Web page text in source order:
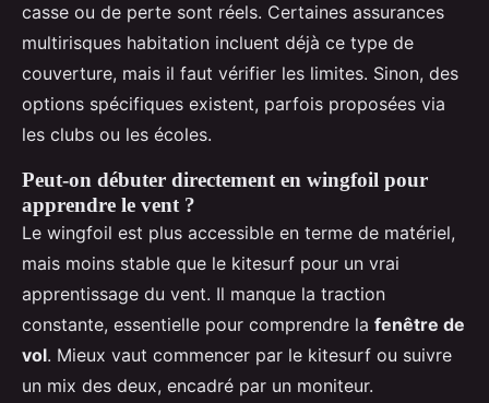
casse ou de perte sont réels. Certaines assurances
multirisques habitation incluent déjà ce type de
couverture, mais il faut vérifier les limites. Sinon, des
options spécifiques existent, parfois proposées via
les clubs ou les écoles.
Peut-on débuter directement en wingfoil pour
apprendre le vent ?
Le wingfoil est plus accessible en terme de matériel,
mais moins stable que le kitesurf pour un vrai
apprentissage du vent. Il manque la traction
constante, essentielle pour comprendre la fenêtre de
vol. Mieux vaut commencer par le kitesurf ou suivre
un mix des deux, encadré par un moniteur.